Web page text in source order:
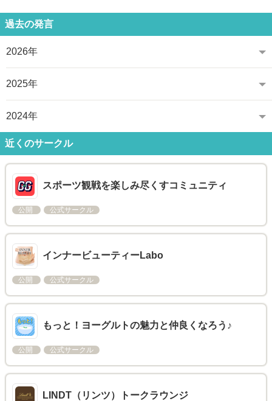
過去の発言
2026年
2025年
2024年
近くのサークル
スポーツ観戦を楽しみ尽くすコミュニティ
公開 公式サークル
インナービューティーLabo
公開 公式サークル
もっと！ヨーグルトの魅力と仲良くなろう♪
公開 公式サークル
LINDT（リンツ）トークラウンジ